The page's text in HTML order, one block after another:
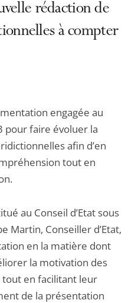
rédaction de
à compter
engagée au
pour faire évoluer la
afin d’en
tout en
au Conseil d’Etat sous
Martin, Conseiller d’Etat,
en la matière dont
la motivation des
en facilitant leur
de la présentation